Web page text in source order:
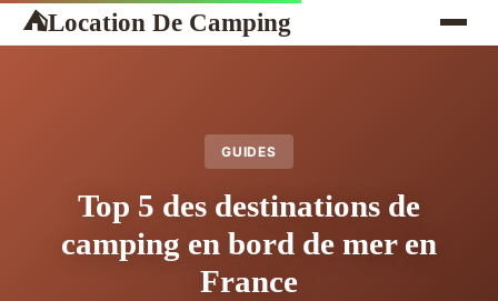
⛺Location De Camping
GUIDES
Top 5 des destinations de
camping en bord de mer en
France